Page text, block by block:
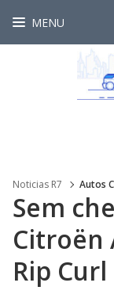
MENU
Noticias R7 Autos
Sem
Citroën
Rip Curl